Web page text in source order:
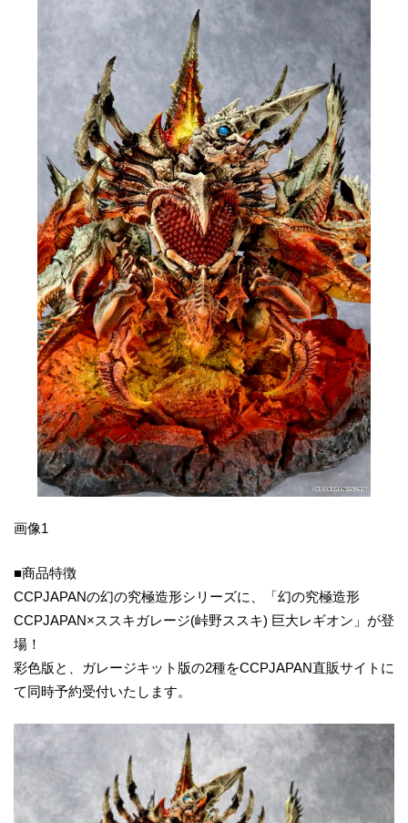
画像1
■商品特徴
CCPJAPANの幻の究極造形シリーズに、「幻の究極造形
CCPJAPAN×ススキガレージ(峠野ススキ) 巨大レギオン」が登
場！
彩色版と、ガレージキット版の2種をCCPJAPAN直販サイトに
て同時予約受付いたします。